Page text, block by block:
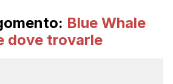
Blue Whale
dove trovarle